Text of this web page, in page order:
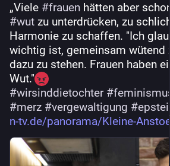
„Viele #frauen
#wut zu unterdrücken, zu
Harmonie zu schaffen. "Ich
wichtig ist, gemeinsam wütend
dazu zu stehen. Frauen haben
Wut."
#wirsinddietochter #feminismus
#merz #vergewaltigung #epstein
n-tv.de/panorama/Kleine-Anstoe